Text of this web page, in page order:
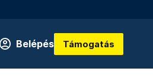
Belépés Támogatás